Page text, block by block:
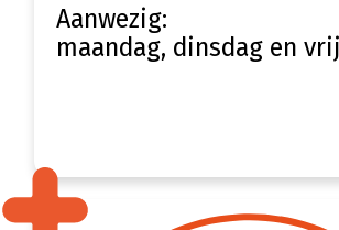
Aanwezig:
maandag, dinsdag en